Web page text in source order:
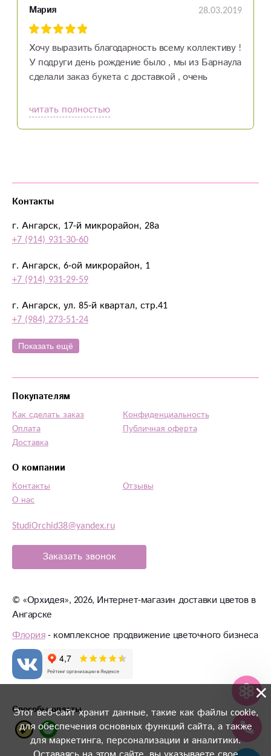
Мария 28.03.2019
Хочу выразить благодарность всему коллективу !
У подруги день рождение было , мы из Барнаула
сделали заказ букета с доставкой , очень
порадовало ,что прежде чем отправлять букет
мне его сфотографировали и отправили фото )
читать полностью
Этот веб-сайт хранит данные, такие как файлы cookie,
для обеспечения основных функций сайта, а также
для маркетинга, персонализации и аналитики.
×
Контакты
г. Ангарск, 17-й микрорайон, 28а
+7 (914) 931-30-60
г. Ангарск, 6-ой микрорайон, 1
+7 (914) 931-29-59
г. Ангарск, ул. 85-й квартал, стр.41
+7 (984) 273-51-24
Показать ещё
StudiOrchid38@yandex.ru
Заказать звонок
Покупателям
Как сделать заказ
Оплата
Доставка
Конфиденциальность
Публичная оферта
О компании
Контакты
О нас
Отзывы
© «Орхидея», 2026, Интернет-магазин доставки цветов в
Ангарске
Флория- комплексное продвижение цветочного бизнеса
Способы оплаты